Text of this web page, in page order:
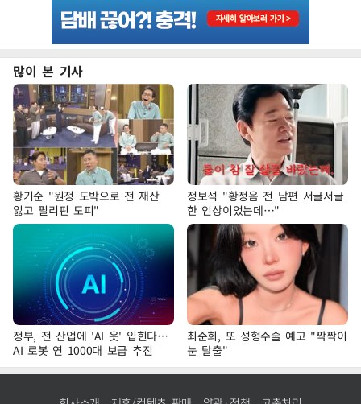
많이 본 기사
황기순 "원정 도박으로 전 재산
잃고 필리핀 도피"
정보석 "황정음 전 남편 서글서글
한 인상이었는데…"
정부, 전 산업에 'AI 옷' 입힌다…
AI 로봇 연 1000대 보급 추진
최준희, 또 성형수술 예고 "짝짝이
눈 탈출"